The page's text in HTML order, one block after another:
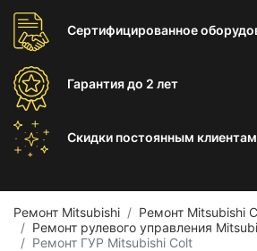
Сертифицированное
Гарантиядо 2 лет
Скидки постоянным клиентам
Ремонт Mitsubishi
Ремонт Mitsubishi
Ремонт рулевого управления
Ремонт ГУР Mitsubishi Colt